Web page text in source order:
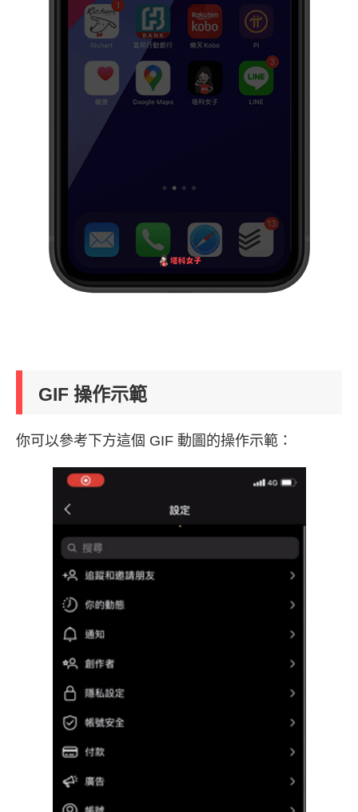
GIF 操作示範
你可以參考下方這個 GIF 動圖的操作示範：